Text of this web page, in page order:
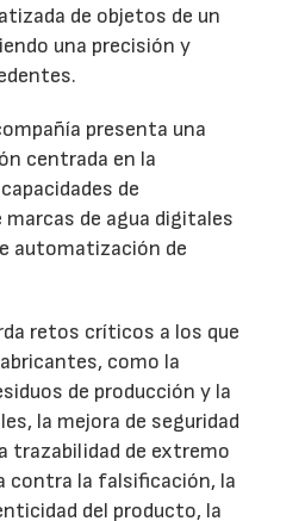
de objetos de un
una precisión y
presenta una
centrada en la
de
de agua digitales
automatización de
retos críticos a los que
como la
de producción y la
la mejora de seguridad
trazabilidad de extremo
contra la falsificación, la
del producto, la